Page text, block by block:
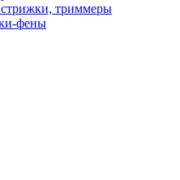
триммеры
фены